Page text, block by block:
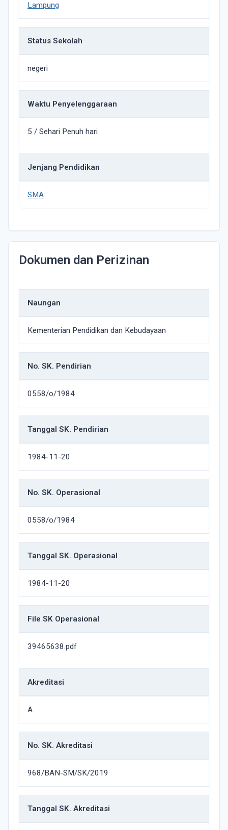
Lampung
Status Sekolah
negeri
Waktu Penyelenggaraan
5 / Sehari Penuh hari
Jenjang Pendidikan
SMA
Dokumen dan Perizinan
Naungan
Kementerian Pendidikan dan Kebudayaan
No. SK. Pendirian
0558/o/1984
Tanggal SK. Pendirian
1984-11-20
No. SK. Operasional
0558/o/1984
Tanggal SK. Operasional
1984-11-20
File SK Operasional
39465638.pdf
Akreditasi
A
No. SK. Akreditasi
968/BAN-SM/SK/2019
Tanggal SK. Akreditasi